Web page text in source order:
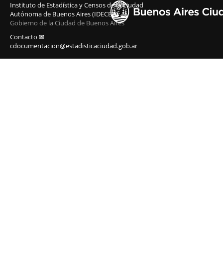
Instituto de Estadística y Censos de la Ciudad
Autónoma de Buenos Aires (IDECBA)
Gobierno de la Ciudad de Buenos Aires
Contacto ✉
cdocumentacion@estadisticaciudad.gob.ar